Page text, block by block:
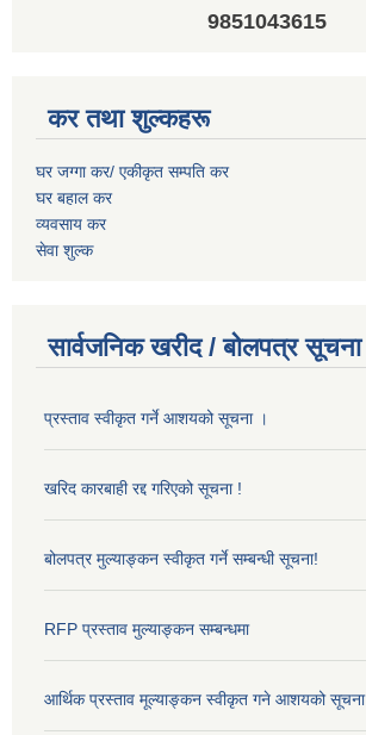
9851043615
कर तथा शुल्कहरू
घर जग्गा कर/ एकीकृत सम्पति कर
घर बहाल कर
व्यवसाय कर
सेवा शुल्क
सार्वजनिक खरीद / बोलपत्र सूचना
प्रस्ताव स्वीकृत गर्ने आशयको सूचना ।
खरिद कारबाही रद्द गरिएको सूचना !
बोलपत्र मुल्याङ्कन स्वीकृत गर्ने सम्बन्धी सूचना!
RFP प्रस्ताव मुल्याङ्कन सम्बन्धमा
आर्थिक प्रस्ताव मूल्याङ्कन स्वीकृत गने आशयको सूचना